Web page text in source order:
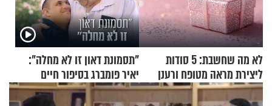
לא מה שחשבת: 5 סודות
ליצירת מראה מטופח ורענן
"תסמונת דאון זו לא מחלה":
יאיר פומברג בסיפור חיים
מעורר השראה